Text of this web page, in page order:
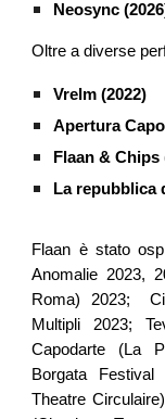
Neosync
Oltre a diverse
Vrelm (2022)
Apertura
Flaan & Chips
La repubblica
Flaan è stato
Anomalie 2023,
Roma) 2023;
Multipli 2023;
Capodarte (La
Borgata Festival
Theatre